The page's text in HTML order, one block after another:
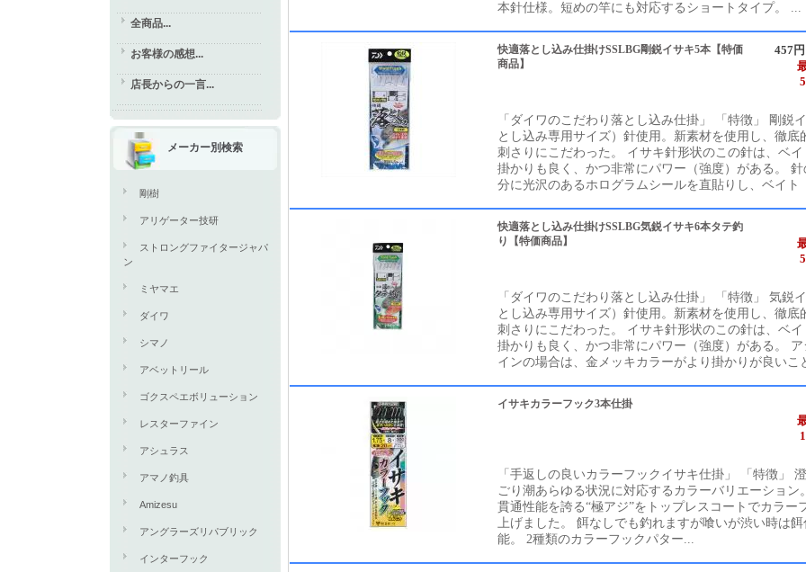
全商品...
お客様の感想...
店長からの一言...
メーカー別検索
剛樹
アリゲーター技研
ストロングファイタージャパ
ン
ミヤマエ
ダイワ
シマノ
アベットリール
ゴクスペエボリューション
レスターファイン
アシュラス
アマノ釣具
Amizesu
アングラーズリパブリック
インターフック
本針仕様。短めの竿にも対応するショートタイプ。 ...
快適落とし込み仕掛けSSLBG剛鋭イサキ5本【特価
商品】
457
「ダイワのこだわり落とし込み仕掛」 「特徴」 剛鋭
とし込み専用サイズ）針使用。新素材を使用し、徹底
刺さりにこだわった。 イサキ針形状のこの針は、ベ
掛かりも良く、かつ非常にパワー（強度）がある。
分に光沢のあるホログラムシールを直貼りし、ベイト
快適落とし込み仕掛けSSLBG気鋭イサキ6本タテ釣
り【特価商品】
「ダイワのこだわり落とし込み仕掛」 「特徴」 気鋭
とし込み専用サイズ）針使用。新素材を使用し、徹底
刺さりにこだわった。 イサキ針形状のこの針は、ベ
掛かりも良く、かつ非常にパワー（強度）がある。
インの場合は、金メッキカラーがより掛かりが良いこ
イサキカラーフック3本仕掛
「手返しの良いカラーフックイサキ仕掛」 「特徴」
ごり潮あらゆる状況に対応するカラーバリエーション
貫通性能を誇る“極アジ”をトップレスコートでカラー
上げました。 餌なしでも釣れますが喰いが渋い時は
能。 2種類のカラーフックパター...